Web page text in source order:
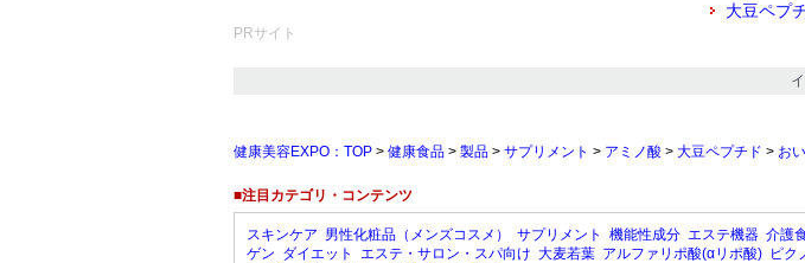
大豆ペプ
PRサイト
健康美容EXPO：TOP > 健康食品 > 製品 > サプリメント > アミノ酸 > 大豆ペプチド > お
■注目カテゴリ・コンテンツ
スキンケア 男性化粧品（メンズコスメ） サプリメント 機能性成分 エステ機器 介護
ゲン ダイエット エステ・サロン・スパ向け 大麦若葉 アルファリポ酸(αリポ酸) ピク